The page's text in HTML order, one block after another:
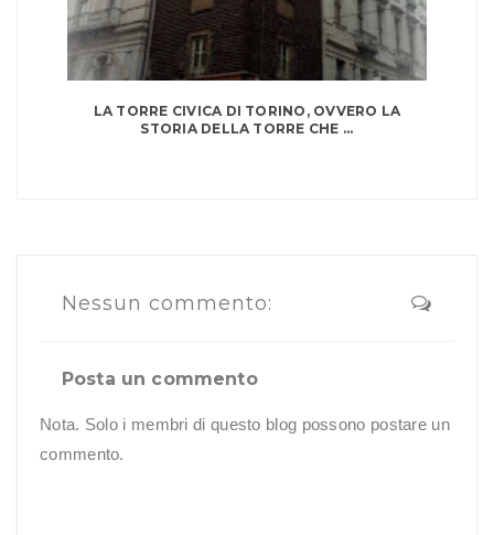
LA TORRE CIVICA DI TORINO, OVVERO LA
STORIA DELLA TORRE CHE ...
Nessun commento:
Posta un commento
Nota. Solo i membri di questo blog possono postare un
commento.